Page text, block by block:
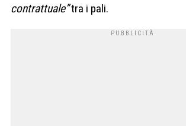
contrattuale”tra i pali.